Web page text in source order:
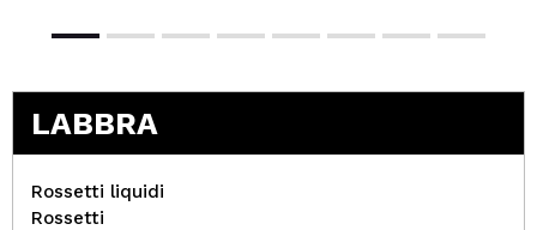
LABBRA
Rossetti liquidi
Rossetti